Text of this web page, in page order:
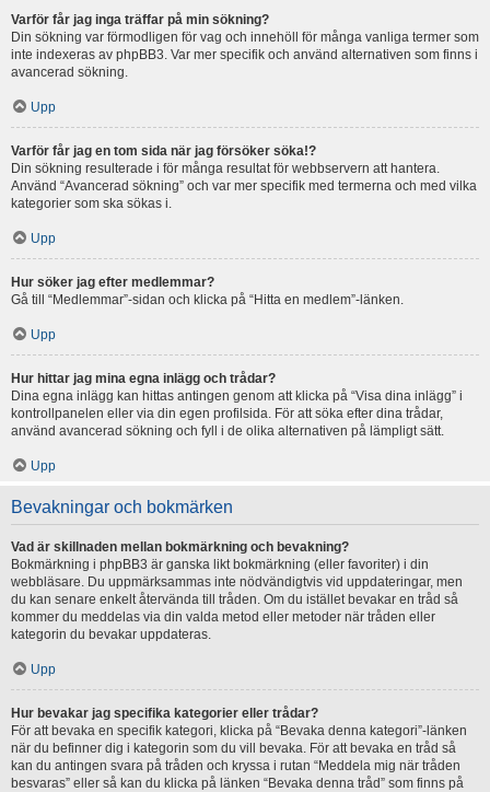
Varför får jag inga träffar på min sökning?
Din sökning var förmodligen för vag och innehöll för många vanliga termer som
inte indexeras av phpBB3. Var mer specifik och använd alternativen som finns i
avancerad sökning.
Upp
Varför får jag en tom sida när jag försöker söka!?
Din sökning resulterade i för många resultat för webbservern att hantera.
Använd “Avancerad sökning” och var mer specifik med termerna och med vilka
kategorier som ska sökas i.
Upp
Hur söker jag efter medlemmar?
Gå till “Medlemmar”-sidan och klicka på “Hitta en medlem”-länken.
Upp
Hur hittar jag mina egna inlägg och trådar?
Dina egna inlägg kan hittas antingen genom att klicka på “Visa dina inlägg” i
kontrollpanelen eller via din egen profilsida. För att söka efter dina trådar,
använd avancerad sökning och fyll i de olika alternativen på lämpligt sätt.
Upp
Bevakningar och bokmärken
Vad är skillnaden mellan bokmärkning och bevakning?
Bokmärkning i phpBB3 är ganska likt bokmärkning (eller favoriter) i din
webbläsare. Du uppmärksammas inte nödvändigtvis vid uppdateringar, men
du kan senare enkelt återvända till tråden. Om du istället bevakar en tråd så
kommer du meddelas via din valda metod eller metoder när tråden eller
kategorin du bevakar uppdateras.
Upp
Hur bevakar jag specifika kategorier eller trådar?
För att bevaka en specifik kategori, klicka på “Bevaka denna kategori”-länken
när du befinner dig i kategorin som du vill bevaka. För att bevaka en tråd så
kan du antingen svara på tråden och kryssa i rutan “Meddela mig när tråden
besvaras” eller så kan du klicka på länken “Bevaka denna tråd” som finns på